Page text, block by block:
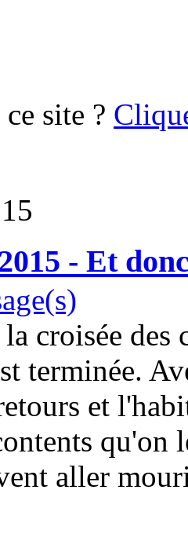
site ?
- Et
croisée des
terminée.
et
qu'on
aller